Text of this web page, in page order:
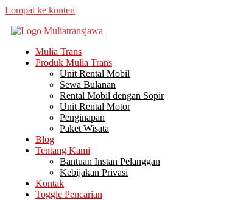
Lompat ke konten
Mulia Trans
Produk Mulia Trans
Unit Rental Mobil
Sewa Bulanan
Rental Mobil dengan Sopir
Unit Rental Motor
Penginapan
Paket Wisata
Blog
Tentang Kami
Bantuan Instan Pelanggan
Kebijakan Privasi
Kontak
Toggle Pencarian